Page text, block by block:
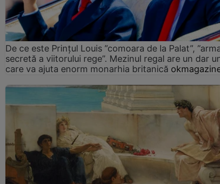
De ce este Prințul Louis ”comoara de la Palat”,
secretă a viitorului rege”. Mezinul regal are un dar
care va ajuta enorm monarhia britanică